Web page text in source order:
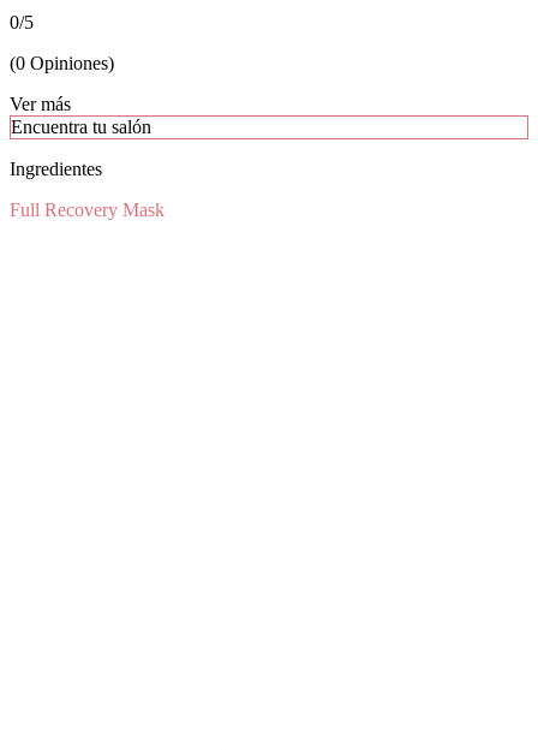
0/5
(0 Opiniones)
Ver más
Encuentra tu salón
Ingredientes
Full Recovery Mask